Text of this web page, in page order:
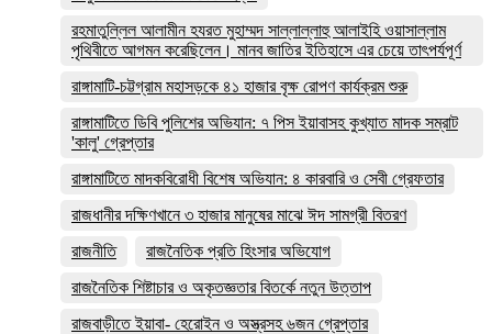
রহমাতুল্লিল আলামীন হযরত মুহাম্মদ সাল্লাল্লাহু আলাইহি ওয়াসাল্লাম
পৃথিবীতে আগমন করেছিলেন। মানব জাতির ইতিহাসে এর চেয়ে তাৎপর্যপূর্ণ
রাঙ্গামাটি-চট্টগ্রাম মহাসড়কে ৪১ হাজার বৃক্ষ রোপণ কার্যক্রম শুরু
রাঙ্গামাটিতে ডিবি পুলিশের অভিযান: ৭ পিস ইয়াবাসহ কুখ্যাত মাদক সম্রাট
'কালু' গ্রেপ্তার
রাঙ্গামাটিতে মাদকবিরোধী বিশেষ অভিযান: ৪ কারবারি ও সেবী গ্রেফতার
রাজধানীর দক্ষিণখানে ৩ হাজার মানুষের মাঝে ঈদ সামগ্রী বিতরণ
রাজনীতি
রাজনৈতিক প্রতি হিংসার অভিযোগ
রাজনৈতিক শিষ্টাচার ও অকৃতজ্ঞতার বিতর্কে নতুন উত্তাপ
রাজবাড়ীতে ইয়াবা- হেরোইন ও অস্ত্রসহ ৬জন গ্রেপ্তার